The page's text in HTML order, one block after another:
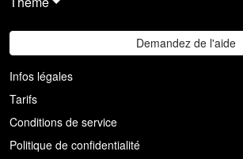
Demandez de l'aide
Infos légales
Tarifs
Conditions de service
Politique de confidentialité